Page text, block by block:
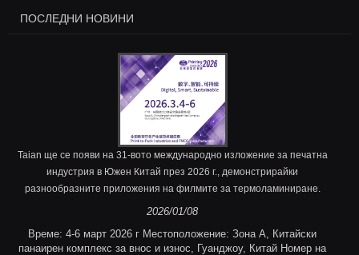
ПОСЛЕДНИ НОВИНИ
Taian ще се появи на 31-вото международно изложение за печатна
индустрия в Южен Китай през 2026 г., демонстрирайки
разнообразните приложения на филмите за термоламиниране.
2026/01/08
Време: 4-6 март 2026 г Местоположение: Зона A, Китайски
панаирен комплекс за внос и износ, Гуанджоу, Китай Номер на